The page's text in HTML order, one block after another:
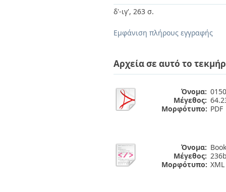
δ'-ιγ', 263 σ.
Εμφάνιση πλήρους εγγραφής
Αρχεία σε αυτό το
Όνομα:
Μέγεθος:
Μορφότυπο: PDF
Όνομα:
Μέγεθος:
Μορφότυπο: XML